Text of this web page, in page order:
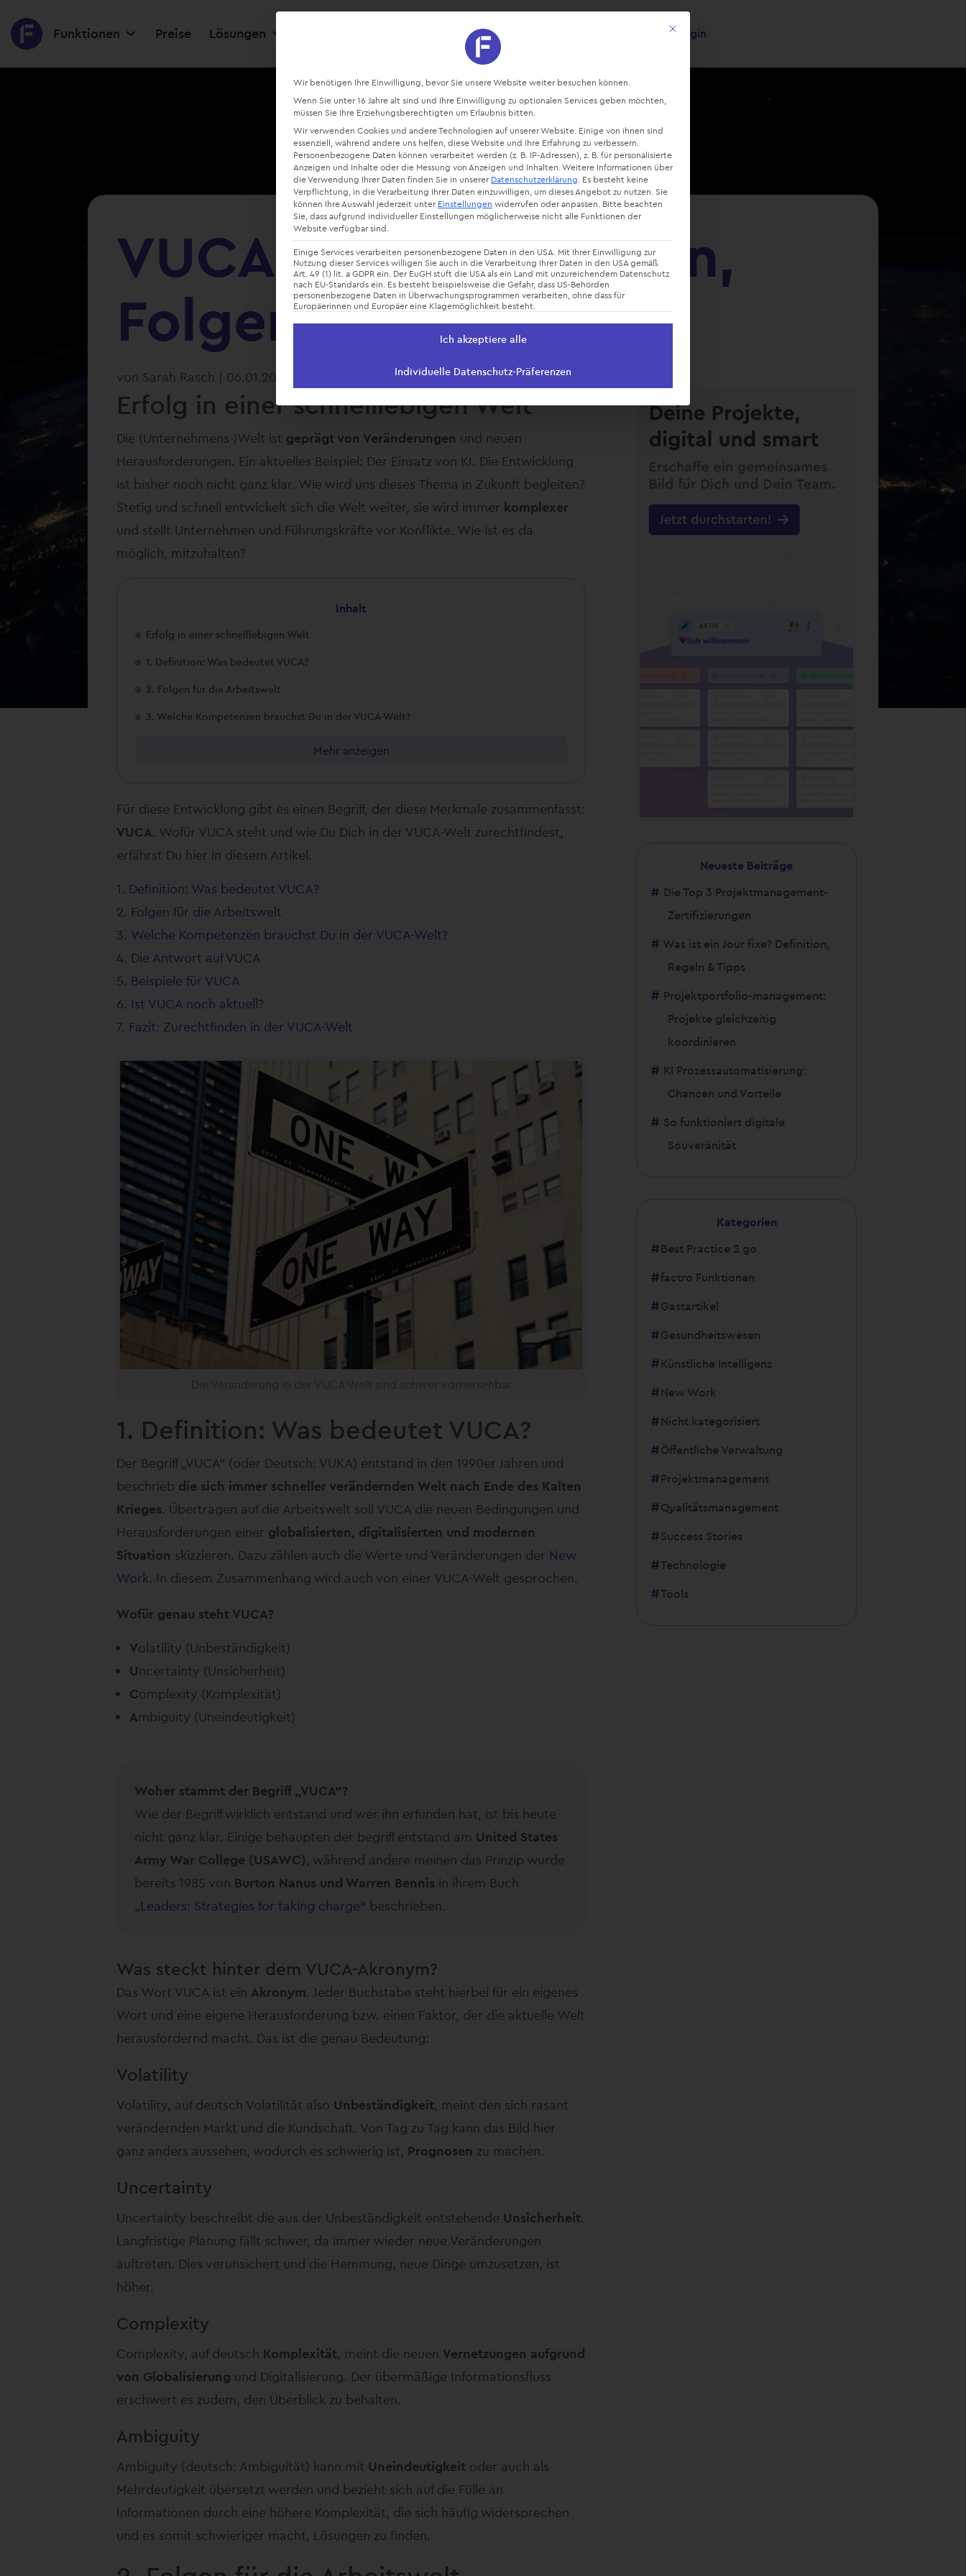
Funktionen Preise Lösungen Login
VUCA Welt: Definition,
Folgen & Tipps
von Sarah Rasch 06.01.2025
Erfolg in einer schnelllebigen Welt
Die (Unternehmens-)Welt ist geprägt von Veränderungen und neuen
Herausforderungen. Ein aktuelles Beispiel: Der Einsatz von KI. Die Entwicklung
ist bisher noch nicht ganz klar. Wie wird uns dieses Thema in Zukunft begleiten?
Stetig und schnell entwickelt sich die Welt weiter, sie wird immer komplexer
und stellt Unternehmen und Führungskräfte vor Konflikte. Wie ist es da
möglich, mitzuhalten?
Inhalt
Erfolg in einer schnelllebigen Welt
1. Definition: Was bedeutet VUCA?
2. Folgen für die Arbeitswelt
3. Welche Kompetenzen brauchst Du in der VUCA-Welt?
Mehr anzeigen
Für diese Entwicklung gibt es einen Begriff, der diese Merkmale zusammenfasst:
VUCA. Wofür VUCA steht und wie Du Dich in der VUCA-Welt zurechtfindest,
erfährst Du hier in diesem Artikel.
Definition: Was bedeutet VUCA?
Folgen für die Arbeitswelt
Welche Kompetenzen brauchst Du in der VUCA-Welt?
Die Antwort auf VUCA
Beispiele für VUCA
Ist VUCA noch aktuell?
Fazit: Zurechtfinden in der VUCA-Welt
1. Definition: Was bedeutet VUCA?
Der Begriff „VUCA“ (oder Deutsch: VUKA) entstand in den 1990er Jahren und
beschrieb die sich immer schneller verändernden Welt nach Ende des Kalten
Krieges. Übertragen auf die Arbeitswelt soll VUCA die neuen Bedingungen und
Herausforderungen einer globalisierten, digitalisierten und modernen
Situation skizzieren. Dazu zählen auch die Werte und Veränderungen der New
Work. In diesem Zusammenhang wird auch von einer VUCA-Welt gesprochen.
Wofür genau steht VUCA?
Volatility (Unbeständigkeit)
Uncertainty (Unsicherheit)
Complexity (Komplexität)
Ambiguity (Uneindeutigkeit)
Woher stammt der Begriff „VUCA“?
Wie der Begriff wirklich entstand und wer ihn erfunden hat, ist bis heute
nicht ganz klar. Einige behaupten der begriff entstand am United States
Army War College (USAWC), während andere meinen das Prinzip wurde
bereits 1985 von Burton Nanus und Warren Bennis in ihrem Buch
„Leaders: Strategies for taking charge“ beschrieben.
Was steckt hinter dem VUCA-Akronym?
Das Wort VUCA ist ein Akronym. Jeder Buchstabe steht hierbei für ein eigenes
Wort und eine eigene Herausforderung bzw. einen Faktor, der die aktuelle Welt
herausfordernd macht. Das ist die genau Bedeutung:
Volatility
Volatility, auf deutsch Volatilität also Unbeständigkeit, meint den sich rasant
verändernden Markt und die Kundschaft. Von Tag zu Tag kann das Bild hier
ganz anders aussehen, wodurch es schwierig ist, Prognosen zu machen.
Uncertainty
Uncertainty beschreibt die aus der Unbeständigkeit entstehende Unsicherheit.
Langfristige Planung fällt schwer, da immer wieder neue Veränderungen
auftreten. Dies verunsichert und die Hemmung, neue Dinge umzusetzen, ist
höher.
Complexity
Complexity, auf deutsch Komplexität, meint die neuen Vernetzungen aufgrund
von Globalisierung und Digitalisierung. Der übermäßige Informationsfluss
erschwert es zudem, den Überblick zu behalten.
Ambiguity
Ambiguity (deutsch: Ambiguität) kann mit Uneindeutigkeit oder auch als
Mehrdeutigkeit übersetzt werden und bezieht sich auf die Fülle an
Informationen durch eine höhere Komplexität, die sich häufig widersprechen
und es somit schwieriger macht, Lösungen zu finden.
Neueste Beiträge
Die Top 3 Projektmanagement-
Zertifizierungen
Was ist ein Jour fixe? Definition,
Regeln & Tipps
Projektportfolio-management:
Projekte gleichzeitig
koordinieren
KI Prozessautomatisierung:
Chancen und Vorteile
So funktioniert digitale
Souveränität
Kategorien
Best Practice 2 go
factro Funktionen
Gastartikel
Gesundheitswesen
Künstliche Intelligenz
New Work
Nicht kategorisiert
Öffentliche Verwaltung
Projektmanagement
Qualitätsmanagement
Success Stories
Technologie
Tools
Mit diesem Button wird der Dialog geschlossen. Seine Funktionalität ist
Datenschutz-Präferenz
Wir benötigen Ihre Einwilligung, bevor Sie unsere Website weiter besuchen können.
Wenn Sie unter 16 Jahre alt sind und Ihre Einwilligung zu optionalen Services geben möchten,
müssen Sie Ihre Erziehungsberechtigten um Erlaubnis bitten.
Wir verwenden Cookies und andere Technologien auf unserer Website. Einige von ihnen sind
essenziell, während andere uns helfen, diese Website und Ihre Erfahrung zu verbessern.
Personenbezogene Daten können verarbeitet werden (z. B. IP-Adressen), z. B. für personalisierte
Anzeigen und Inhalte oder die Messung von Anzeigen und Inhalten.Weitere Informationen über
die Verwendung Ihrer Daten finden Sie in unserer Datenschutzerklärung. Es besteht keine
Verpflichtung, in die Verarbeitung Ihrer Daten einzuwilligen, um dieses Angebot zu nutzen. Sie
können Ihre Auswahl jederzeit unter Einstellungen widerrufen oder anpassen. Bitte beachten
Sie, dass aufgrund individueller Einstellungen möglicherweise nicht alle Funktionen der
Website verfügbar sind.
Einige Services verarbeiten personenbezogene Daten in den USA. Mit Ihrer Einwilligung zur
Nutzung dieser Services willigen Sie auch in die Verarbeitung Ihrer Daten in den USA gemäß
Art. 49 (1) lit. a GDPR ein. Der EuGH stuft die USA als ein Land mit unzureichendem Datenschutz
nach EU-Standards ein. Es besteht beispielsweise die Gefahr, dass US-Behörden
personenbezogene Daten in Überwachungsprogrammen verarbeiten, ohne dass für
Europäerinnen und Europäer eine Klagemöglichkeit besteht.
Ich akzeptiere alle
Individuelle Datenschutz-Präferenzen